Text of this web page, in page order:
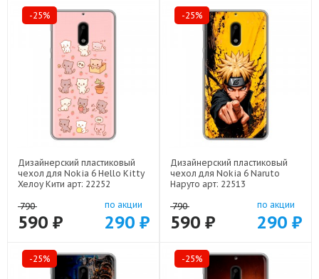
-25%
Дизайнерский пластиковый
чехол для Nokia 6 Hello Kitty
Хелоу Кити арт: 22252
790
590 ₽
по акции
290 ₽
-25%
Дизайнерский пластиковый
чехол для Nokia 6 Naruto
Наруто арт: 22513
790
590 ₽
по акции
290 ₽
-25% -25%